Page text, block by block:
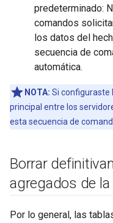
predeterminado:
comandos
los datos del
secuencia de
automática.
NOTA: Si configuraste
principal entre los
esta secuencia de
Borrar
agregados de la
Por lo general, las